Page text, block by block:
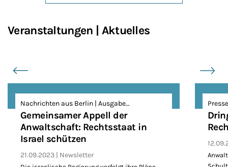
Veranstaltungen | Aktuelles
Slider überspringen
Nachrichten aus Berlin | Ausgabe…
Gemeinsamer Appell der
Anwaltschaft: Rechtsstaat in
Israel schützen
21.09.2023 Newsletter